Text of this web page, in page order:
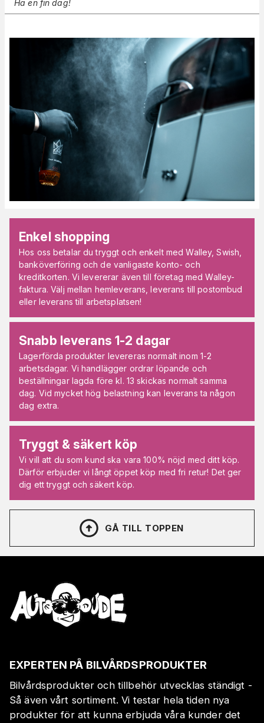
Ha en fin dag!
Enkel shopping
Hos oss betalar du tryggt och enkelt med Walley, Swish,
banköverföring och de vanligaste konto- och
kreditkorten. Vi levererar även till företag med Walley-
faktura. Välj mellan hemleverans, leverans till postombud
eller leverans till arbetsplatsen!
Snabb leverans 1-2 dagar
Lagerförda produkter levereras normalt inom 1-2
arbetsdagar. Vi handlägger ordrar löpande och
beställningar lagda före kl. 13 skickas normalt samma
dag. Vid mycket hög belastning kan leverans ta någon
dag extra.
Tryggt & säkert köp
Vi vill att du som kund ska vara 100% nöjd med ditt köp.
Därför erbjuder vi långt öppet köp med fri retur! Det ger
dig ett tryggt och säkert köp.
GÅ TILL TOPPEN
EXPERTEN PÅ BILVÅRDSPRODUKTER
Bilvårdsprodukter och tillbehör utvecklas ständigt -
Så även vårt sortiment. Vi testar hela tiden nya
produkter för att kunna erbjuda våra kunder det